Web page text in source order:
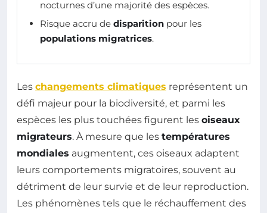
nocturnes d’une majorité des espèces.
Risque accru de disparition pour les
populations migratrices.
Les changements climatiques représentent un
défi majeur pour la biodiversité, et parmi les
espèces les plus touchées figurent les oiseaux
migrateurs. À mesure que les températures
mondiales augmentent, ces oiseaux adaptent
leurs comportements migratoires, souvent au
détriment de leur survie et de leur reproduction.
Les phénomènes tels que le réchauffement des